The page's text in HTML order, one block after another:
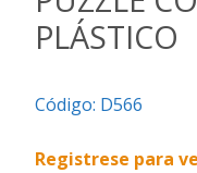
Regalos
especiales
PLÁSTICO
Código: D566
Registrese para